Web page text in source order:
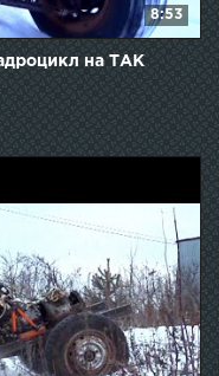
8:53
на ТАК